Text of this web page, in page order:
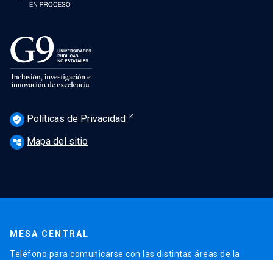
verified_user Políticas de Privacidad
account_tree Mapa del sitio
MESA CENTRAL
Teléfono para comunicarse con las distintas áreas de la